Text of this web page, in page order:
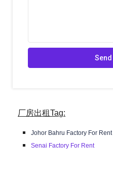
厂房出租Tag:
Johor Bahru Factory For Rent
Senai Factory For Rent